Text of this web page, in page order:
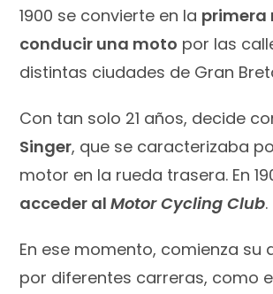
1900 se convierte en la primera
conducir una moto por las
distintas ciudades de Gran
Con tan solo 21 años, decide
Singer, que se caracterizaba
motor en la rueda trasera. En
acceder alMotor Cycling Club.
En ese momento, comienza su
por diferentes carreras, como